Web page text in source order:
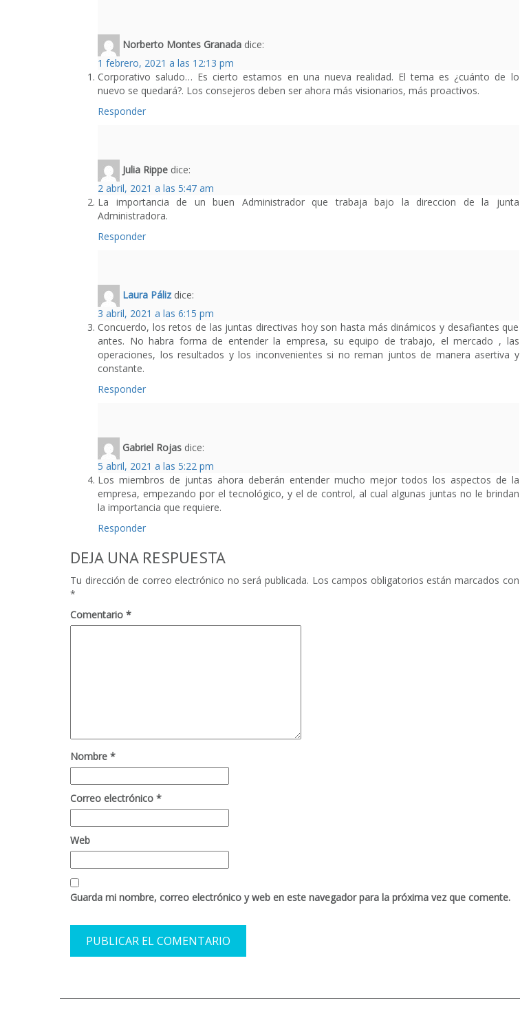
Norberto Montes Granada dice:
1 febrero, 2021 a las 12:13 pm
Corporativo saludo… Es cierto estamos en una nueva realidad. El tema es ¿cuánto de lo
nuevo se quedará?. Los consejeros deben ser ahora más visionarios, más proactivos.
Responder
Julia Rippe dice:
2 abril, 2021 a las 5:47 am
La importancia de un buen Administrador que trabaja bajo la direccion de la junta
Administradora.
Responder
Laura Páliz dice:
3 abril, 2021 a las 6:15 pm
Concuerdo, los retos de las juntas directivas hoy son hasta más dinámicos y desafiantes que
antes. No habra forma de entender la empresa, su equipo de trabajo, el mercado , las
operaciones, los resultados y los inconvenientes si no reman juntos de manera asertiva y
constante.
Responder
Gabriel Rojas dice:
5 abril, 2021 a las 5:22 pm
Los miembros de juntas ahora deberán entender mucho mejor todos los aspectos de la
empresa, empezando por el tecnológico, y el de control, al cual algunas juntas no le brindan
la importancia que requiere.
Responder
DEJA UNA RESPUESTA
Tu dirección de correo electrónico no será publicada. Los campos obligatorios están marcados con
*
Comentario *
Nombre *
Correo electrónico *
Web
Guarda mi nombre, correo electrónico y web en este navegador para la próxima vez que comente.